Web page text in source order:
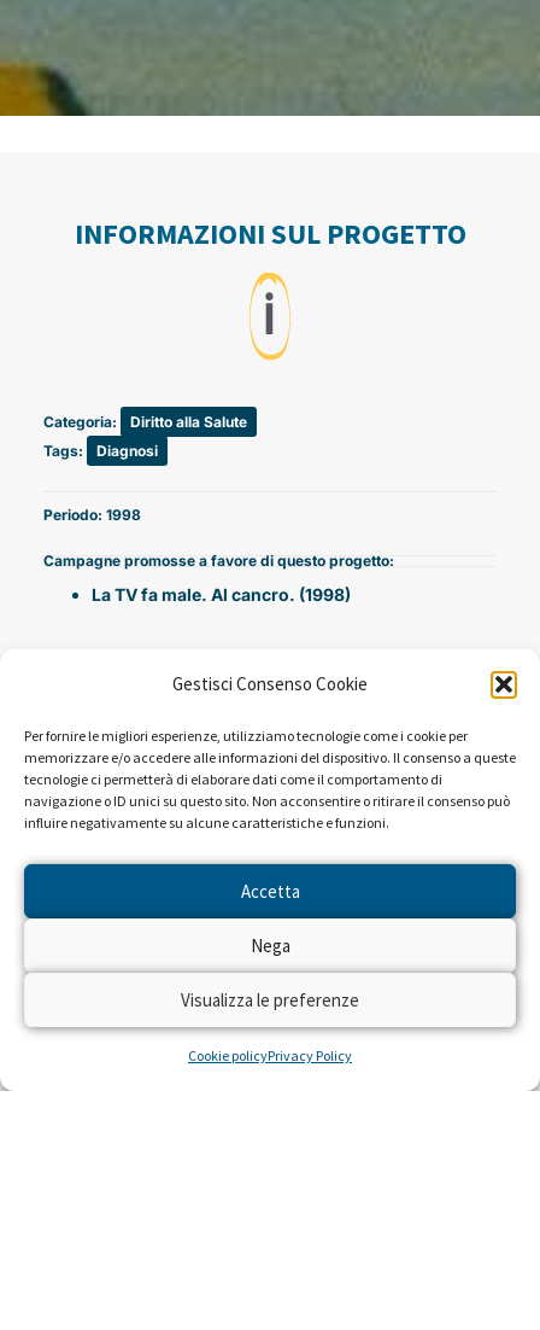
Gestisci Consenso Cookie
Per fornire le migliori esperienze, utilizziamo tecnologie come i cookie per
memorizzare e/o accedere alle informazioni del dispositivo. Il consenso a queste
tecnologie ci permetterà di elaborare dati come il comportamento di
navigazione o ID unici su questo sito. Non acconsentire o ritirare il consenso può
influire negativamente su alcune caratteristiche e funzioni.
Accetta
Nega
Visualizza le preferenze
Cookie policyPrivacy Policy
INFORMAZIONI SUL PROGETTO
ℹ️
Categoria:
Diritto alla Salute
Tags:
Diagnosi
Periodo: 1998
Campagne promosse a favore di questo progetto:
La TV fa male. Al cancro. (1998)
NEWS DAL PROGETTO
Sembra che non ci siano risultati per la ricerca che hai
eseguito.